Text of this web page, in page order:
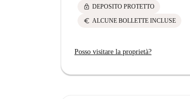
lock DEPOSITO PROTETTO
euro ALCUNE BOLLETTE INCLUSE
Posso visitare la proprietà?